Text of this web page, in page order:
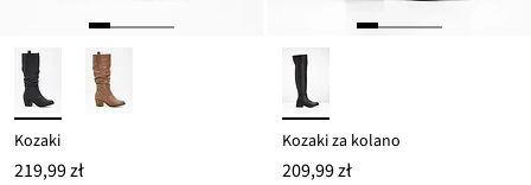
Kozaki
219,99 zł
Kozaki za kolano
209,99 zł